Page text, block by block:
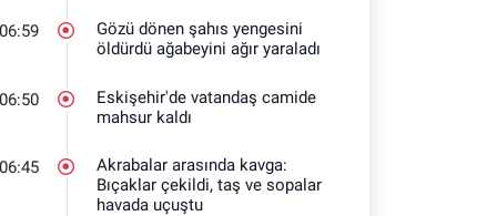
Gözü dönen şahıs yengesini
öldürdü ağabeyini ağır yaraladı
Eskişehir'de vatandaş camide
mahsur kaldı
Akrabalar arasında kavga:
Bıçaklar çekildi, taş ve sopalar
havada uçuştu